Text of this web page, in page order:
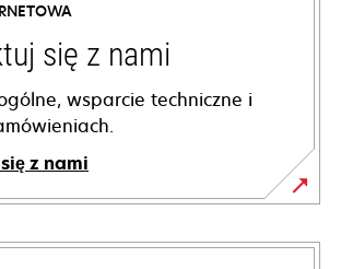
się z nami
wsparcie techniczne i
z nami